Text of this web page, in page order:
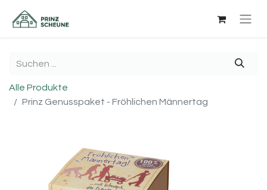
Alle Produkte
Prinz Genusspaket - Fröhlichen Männertag